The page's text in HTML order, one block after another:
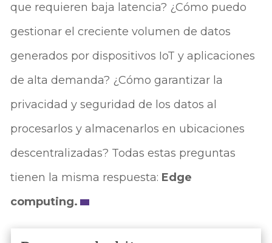
que requieren baja latencia? ¿Cómo puedo
gestionar el creciente volumen de datos
generados por dispositivos IoT y aplicaciones
de alta demanda? ¿Cómo garantizar la
privacidad y seguridad de los datos al
procesarlos y almacenarlos en ubicaciones
descentralizadas? Todas estas preguntas
tienen la misma respuesta: Edge
computing.